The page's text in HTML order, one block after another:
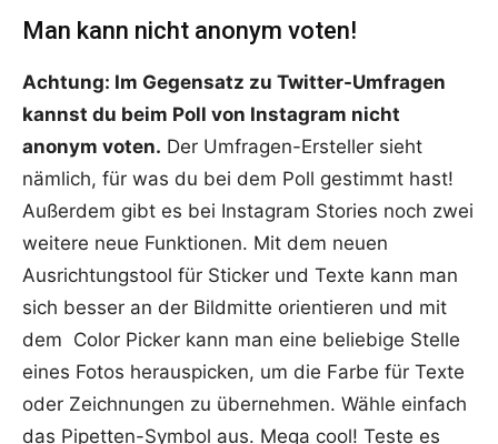
Man kann nicht anonym voten!
Achtung: Im Gegensatz zu Twitter-Umfragen
kannst du beim Poll von Instagram nicht
anonym voten. Der Umfragen-Ersteller sieht
nämlich, für was du bei dem Poll gestimmt hast!
Außerdem gibt es bei Instagram Stories noch zwei
weitere neue Funktionen. Mit dem neuen
Ausrichtungstool für Sticker und Texte kann man
sich besser an der Bildmitte orientieren und mit
dem Color Picker kann man eine beliebige Stelle
eines Fotos herauspicken, um die Farbe für Texte
oder Zeichnungen zu übernehmen. Wähle einfach
das Pipetten-Symbol aus. Mega cool! Teste es